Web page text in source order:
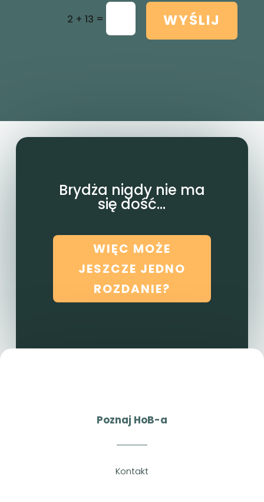
2 + 13 = WYŚLIJ
Brydża nigdy nie ma
się dość...
WIĘC MOŻE
JESZCZE JEDNO
ROZDANIE?
Poznaj HoB-a
Kontakt